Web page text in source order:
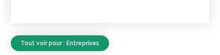
Tout voir pour : Entreprises